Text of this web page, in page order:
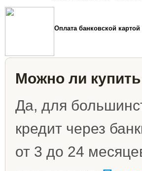
Оплата банковской картой
Можно ли купить
Да, для
кредит через
от 3 до 24